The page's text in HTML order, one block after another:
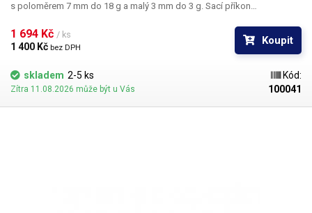
s poloměrem 7 mm do 18 g a malý 3 mm do 3 g. Sací příkon
sacího pera.
1 694 Kč / ks
1 400 Kč bez DPH
Koupit
skladem 2-5 ks
Zítra 11.08.2026 může být u Vás
Kód:
100041